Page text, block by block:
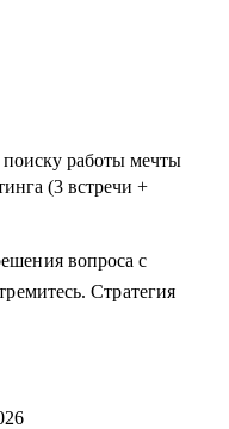
работы мечты
(3 встречи +
вопроса с
Стратегия